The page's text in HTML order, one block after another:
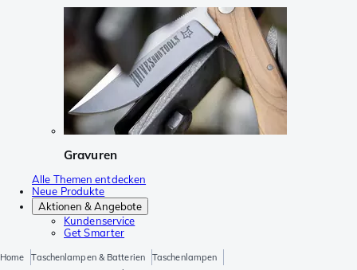
Gravuren
Alle Themen entdecken
Neue Produkte
Aktionen & Angebote
Kundenservice
Get Smarter
Home Taschenlampen & Batterien
Taschenlampen